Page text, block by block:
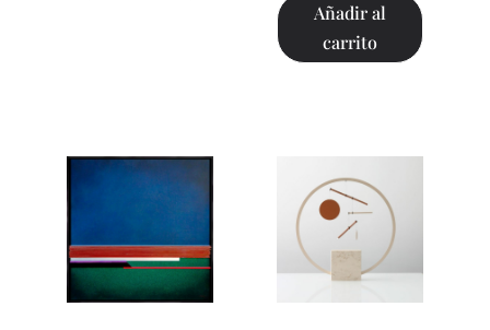
Añadir al
carrito